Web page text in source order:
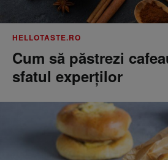
HELLOTASTE.RO
Cum să păstrezi
sfatul experților